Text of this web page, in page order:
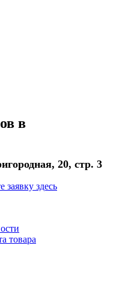
в
20, стр. 3
заявку здесь
товара